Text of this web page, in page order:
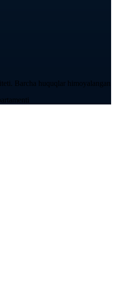
. Barcha huquqlar himoyalangan